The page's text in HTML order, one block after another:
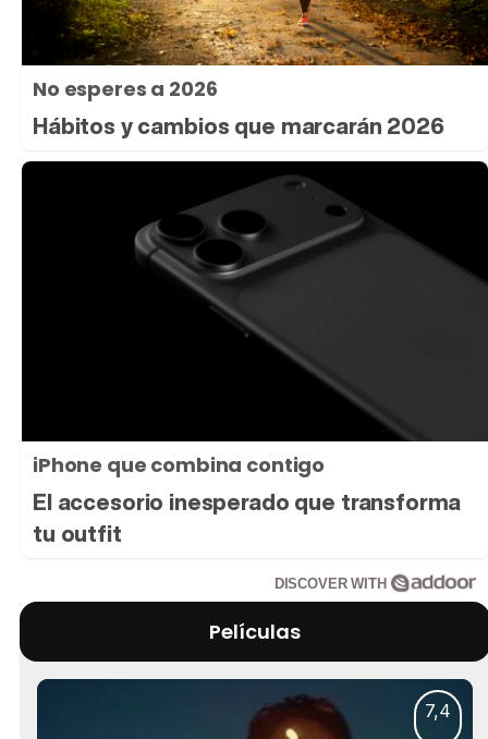
No esperes a 2026
Hábitos y cambios que marcarán 2026
iPhone que combina contigo
El accesorio inesperado que transforma
tu outfit
DISCOVER WITH
Películas
7,4